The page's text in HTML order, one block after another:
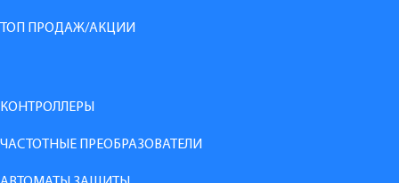
ТОП ПРОДАЖ/АКЦИИ
КОНТРОЛЛЕРЫ
ЧАСТОТНЫЕ ПРЕОБРАЗОВАТЕЛИ